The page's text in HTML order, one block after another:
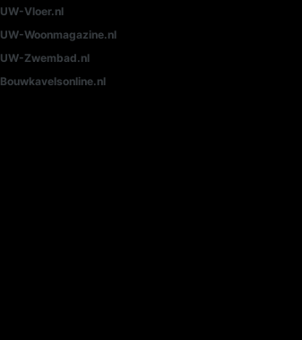
UW-Vloer.nl
UW-Woonmagazine.nl
UW-Zwembad.nl
Bouwkavelsonline.nl